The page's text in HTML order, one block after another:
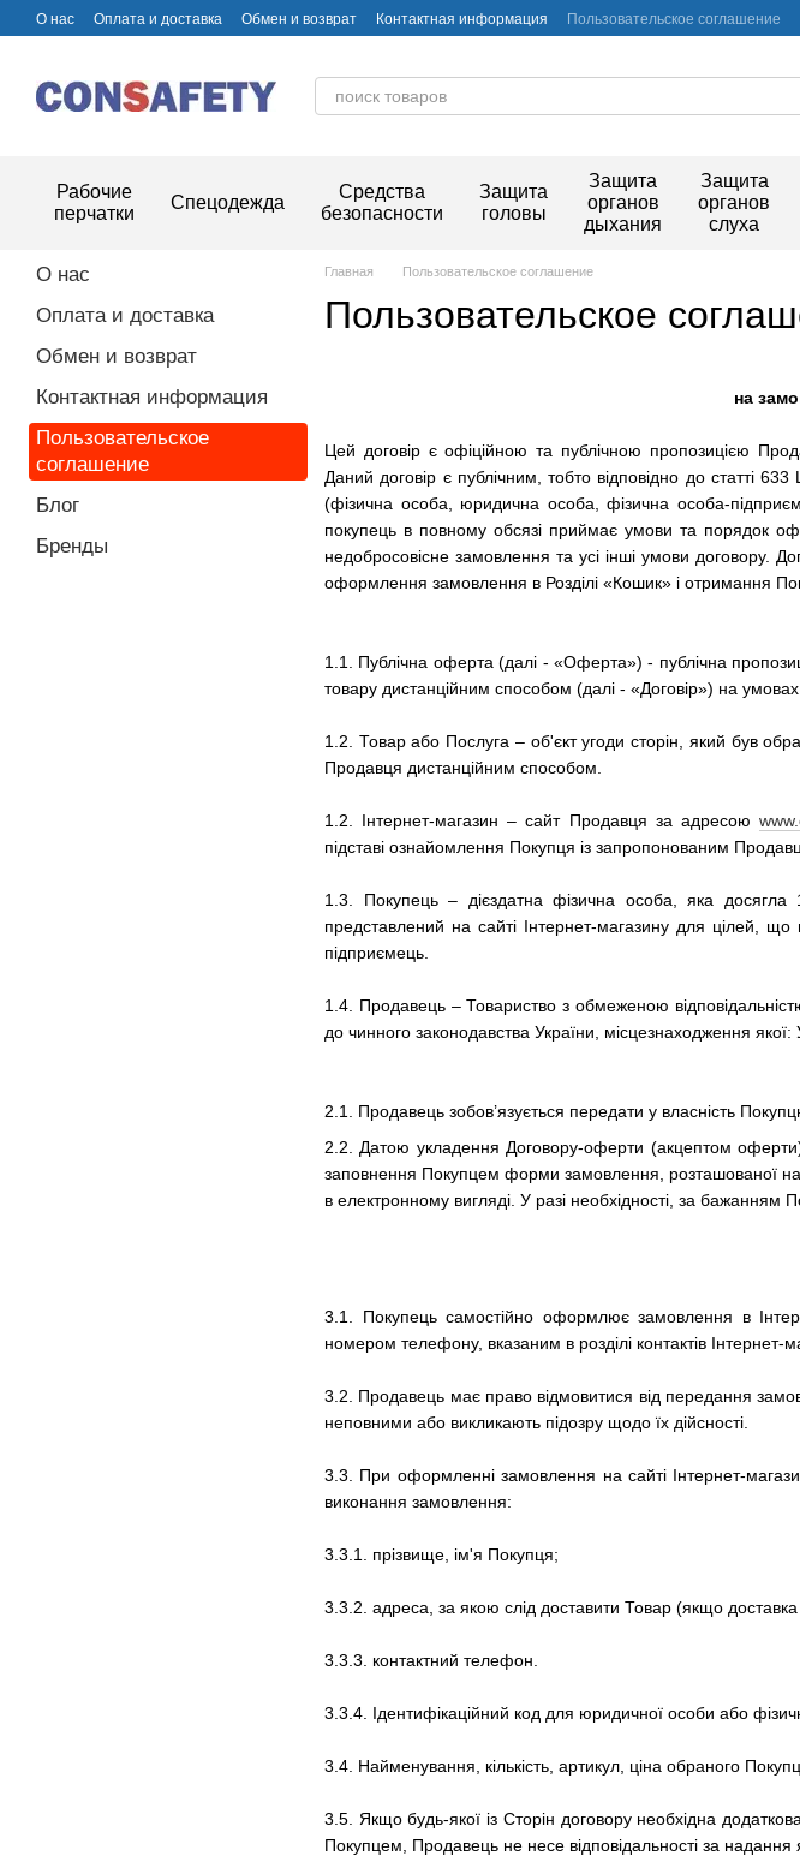
Перейти к основному контенту
О нас Оплата и доставка Обмен и возврат Контактная информация Пользовательское соглашение
Рабочие
перчатки
Спецодежда
Средства
безопасности
Защита
головы
Защита
органов
дыхания
Защита
органов
слуха
Главная Пользовательское соглашение
Пользовательское
на
Цей договір є офіційною та публічною пропозицією
Даний договір є публічним, тобто відповідно до статті
(фізична особа, юридична особа, фізична особа-
покупець в повному обсязі приймає умови та порядок
недобросовісне замовлення та усі інші умови договору.
оформлення замовлення в Розділі «Кошик» і отримання
1.1.
Публічна оферта (далі - «Оферта») - публічна
товару дистанційним способом (далі - «Договір») на
1.2. Товар або Послуга – об'єкт угоди сторін, який був
Продавця дистанційним способом.
1.2. Інтернет-магазин – сайт Продавця за адресою
підставі ознайомлення Покупця із запропонованим
1.3. Покупець – дієздатна фізична особа, яка
представлений на сайті Інтернет-магазину для цілей,
підприємець.
1.4. Продавець – Товариство з обмеженою
до чинного законодавства України, місцезнаходження
2.1. Продавець зобов’язується передати у власність
2.2. Датою укладення Договору-оферти (акцептом
заповнення Покупцем форми замовлення, розташованої
в електронному вигляді. У разі необхідності, за
3.1. Покупець самостійно оформлює замовлення в
номером телефону, вказаним в розділі контактів Інтернет-
3.2. Продавець має право відмовитися від передання
неповними або викликають підозру щодо їх дійсності.
3.3. При оформленні замовлення на сайті Інтернет-
виконання замовлення:
3.3.1. прізвище, ім'я Покупця;
3.3.2. адреса, за якою слід доставити Товар (якщо
3.3.3. контактний телефон.
3.3.4. Ідентифікаційний код для юридичної особи або
3.4. Найменування, кількість, артикул, ціна обраного
3.5. Якщо будь-якої із Сторін договору необхідна
Покупцем, Продавець не несе відповідальності за надання
О нас
Оплата и доставка
Обмен и возврат
Контактная информация
Пользовательское
соглашение
Блог
Бренды